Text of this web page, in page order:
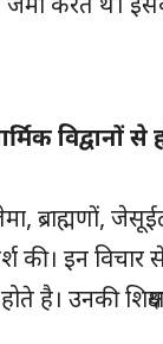
विद्वानों से
की। इन
है। उनकी